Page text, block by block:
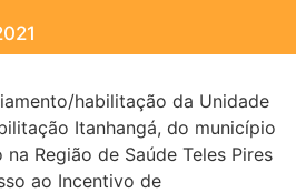
habilitação da Unidade
Itanhangá, do município
Região de Saúde Teles Pires
ao Incentivo de